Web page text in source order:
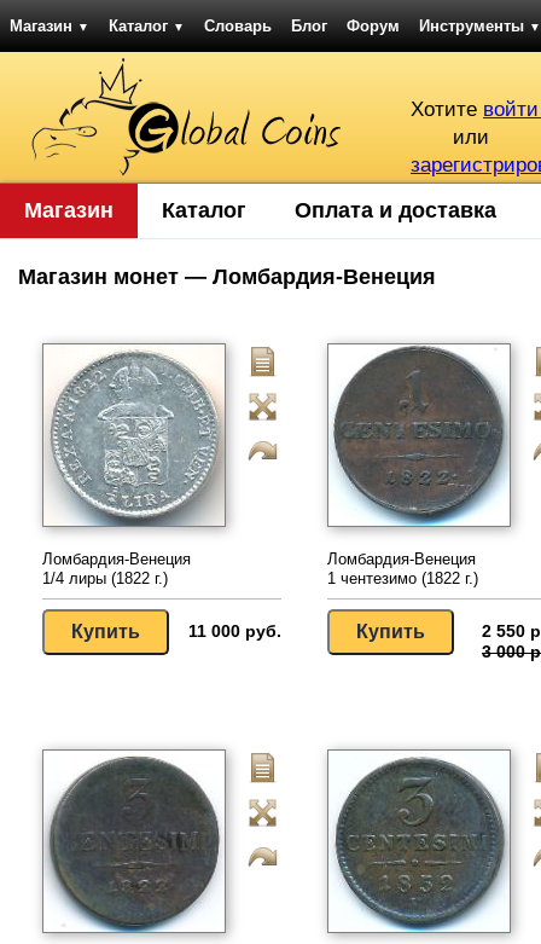
Магазин ▼ Каталог ▼ Словарь Блог Форум Инструменты ▼
Хотите
или
Магазин Каталог Оплата и доставка
Магазин монет — Ломбардия-Венеция
Ломбардия-Венеция
1/4 лиры (1822 г.)
11 000 руб.
Ломбардия-Венеция
1 чентезимо (1822 г.)
2 550
3 000